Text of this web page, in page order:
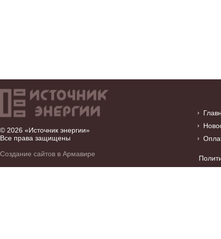
© 2026 «Источник энергии»
Все права защищены
Создание сайтов в Армавире